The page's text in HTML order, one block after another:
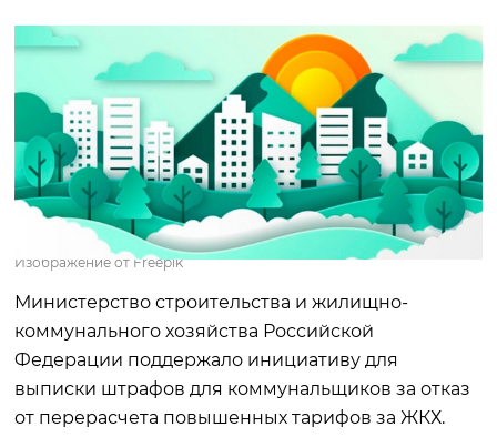
Изображение от Freepik
Министерство строительства и жилищно-
коммунального хозяйства Российской
Федерации поддержало инициативу для
выписки штрафов для коммунальщиков за отказ
от перерасчета повышенных тарифов за ЖКХ.